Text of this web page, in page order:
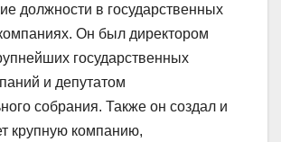
должности в государственных
Он был директором
государственных
и депутатом
собрания. Также он создал и
крупную компанию,